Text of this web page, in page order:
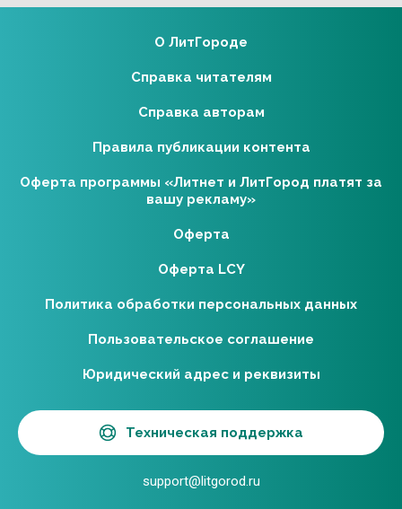
О ЛитГороде
Справка читателям
Справка авторам
Правила публикации контента
Оферта программы «Литнет и ЛитГород платят за
вашу рекламу»
Оферта
Оферта LCY
Политика обработки персональных данных
Пользовательское соглашение
Юридический адрес и реквизиты
Техническая поддержка
support@litgorod.ru